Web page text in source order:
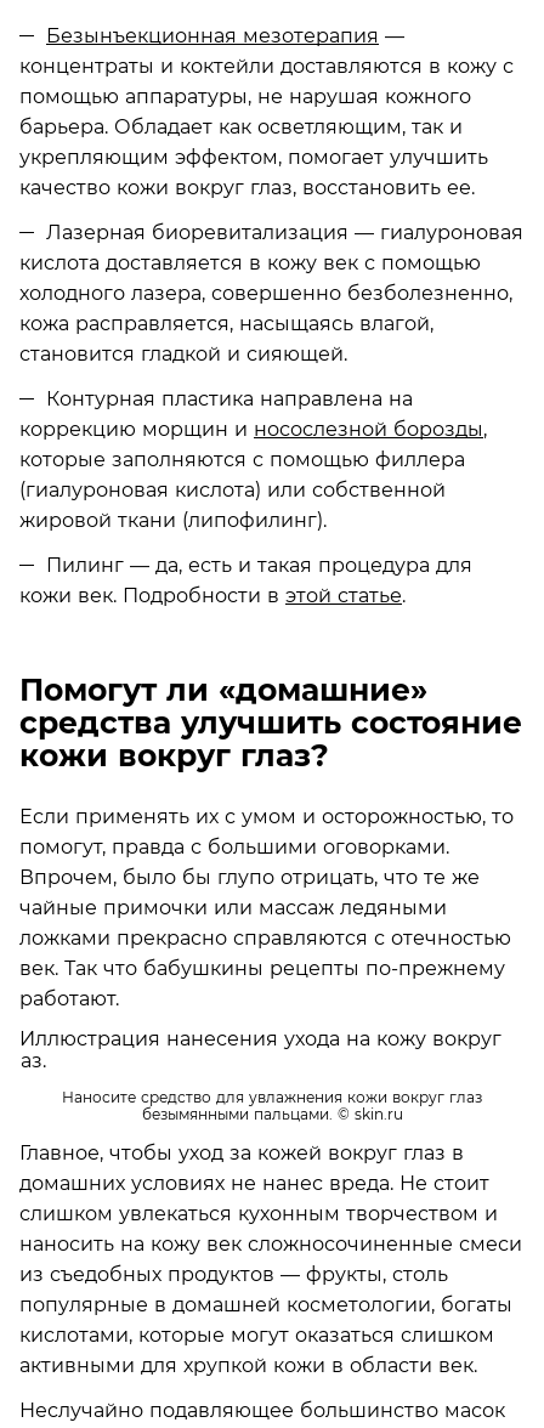
Безынъекционная мезотерапия —
концентраты и коктейли доставляются в кожу с
помощью аппаратуры, не нарушая кожного
барьера. Обладает как осветляющим, так и
укрепляющим эффектом, помогает улучшить
качество кожи вокруг глаз, восстановить ее.
Лазерная биоревитализация — гиалуроновая
кислота доставляется в кожу век с помощью
холодного лазера, совершенно безболезненно,
кожа расправляется, насыщаясь влагой,
становится гладкой и сияющей.
Контурная пластика направлена на
коррекцию морщин и носослезной борозды,
которые заполняются с помощью филлера
(гиалуроновая кислота) или собственной
жировой ткани (липофилинг).
Пилинг — да, есть и такая процедура для
кожи век. Подробности в этой статье.
Помогут ли «домашние»
средства улучшить состояние
кожи вокруг глаз?
Если применять их с умом и осторожностью, то
помогут, правда с большими оговорками.
Впрочем, было бы глупо отрицать, что те же
чайные примочки или массаж ледяными
ложками прекрасно справляются с отечностью
век. Так что бабушкины рецепты по-прежнему
работают.
Наносите средство для увлажнения кожи вокруг глаз
безымянными пальцами. © skin.ru
Главное, чтобы уход за кожей вокруг глаз в
домашних условиях не нанес вреда. Не стоит
слишком увлекаться кухонным творчеством и
наносить на кожу век сложносочиненные смеси
из съедобных продуктов — фрукты, столь
популярные в домашней косметологии, богаты
кислотами, которые могут оказаться слишком
активными для хрупкой кожи в области век.
Неслучайно подавляющее большинство масок